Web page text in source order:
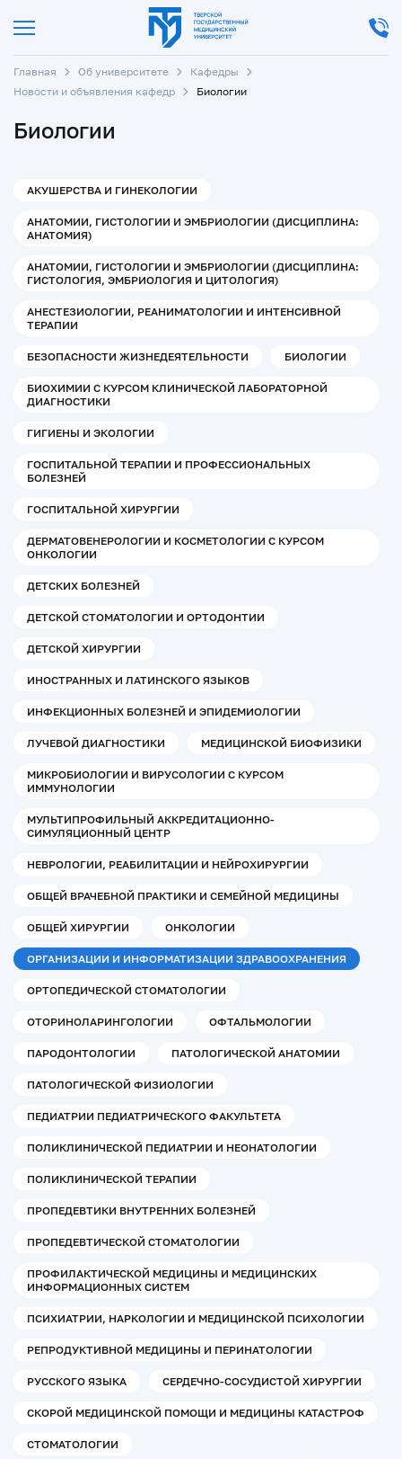
Главная Об университете
Кафедры
Новости и объявления кафедр
Биологии
Биологии
АКУШЕРСТВА И ГИНЕКОЛОГИИ
АНАТОМИИ, ГИСТОЛОГИИ И ЭМБРИОЛОГИИ (ДИСЦИПЛИНА:
АНАТОМИЯ)
АНАТОМИИ, ГИСТОЛОГИИ И ЭМБРИОЛОГИИ (ДИСЦИПЛИНА:
ГИСТОЛОГИЯ, ЭМБРИОЛОГИЯ И ЦИТОЛОГИЯ)
АНЕСТЕЗИОЛОГИИ, РЕАНИМАТОЛОГИИ И ИНТЕНСИВНОЙ
ТЕРАПИИ
БЕЗОПАСНОСТИ ЖИЗНЕДЕЯТЕЛЬНОСТИ БИОЛОГИИ
БИОХИМИИ С КУРСОМ КЛИНИЧЕСКОЙ ЛАБОРАТОРНОЙ
ДИАГНОСТИКИ
ГИГИЕНЫ И ЭКОЛОГИИ
ГОСПИТАЛЬНОЙ ТЕРАПИИ И ПРОФЕССИОНАЛЬНЫХ
БОЛЕЗНЕЙ
ГОСПИТАЛЬНОЙ ХИРУРГИИ
ДЕРМАТОВЕНЕРОЛОГИИ И КОСМЕТОЛОГИИ С КУРСОМ
ОНКОЛОГИИ
ДЕТСКИХ БОЛЕЗНЕЙ
ДЕТСКОЙ СТОМАТОЛОГИИ И ОРТОДОНТИИ
ДЕТСКОЙ ХИРУРГИИ
ИНОСТРАННЫХ И ЛАТИНСКОГО ЯЗЫКОВ
ИНФЕКЦИОННЫХ БОЛЕЗНЕЙ И ЭПИДЕМИОЛОГИИ
ЛУЧЕВОЙ ДИАГНОСТИКИ МЕДИЦИНСКОЙ БИОФИЗИКИ
МИКРОБИОЛОГИИ И ВИРУСОЛОГИИ С КУРСОМ
ИММУНОЛОГИИ
МУЛЬТИПРОФИЛЬНЫЙ АККРЕДИТАЦИОННО-
СИМУЛЯЦИОННЫЙ ЦЕНТР
НЕВРОЛОГИИ, РЕАБИЛИТАЦИИ И НЕЙРОХИРУРГИИ
ОБЩЕЙ ВРАЧЕБНОЙ ПРАКТИКИ И СЕМЕЙНОЙ МЕДИЦИНЫ
ОБЩЕЙ ХИРУРГИИ ОНКОЛОГИИ
ОРГАНИЗАЦИИ И ИНФОРМАТИЗАЦИИ ЗДРАВООХРАНЕНИЯ
ОРТОПЕДИЧЕСКОЙ СТОМАТОЛОГИИ
ОТОРИНОЛАРИНГОЛОГИИ ОФТАЛЬМОЛОГИИ
ПАРОДОНТОЛОГИИ ПАТОЛОГИЧЕСКОЙ АНАТОМИИ
ПАТОЛОГИЧЕСКОЙ ФИЗИОЛОГИИ
ПЕДИАТРИИ ПЕДИАТРИЧЕСКОГО ФАКУЛЬТЕТА
ПОЛИКЛИНИЧЕСКОЙ ПЕДИАТРИИ И НЕОНАТОЛОГИИ
ПОЛИКЛИНИЧЕСКОЙ ТЕРАПИИ
ПРОПЕДЕВТИКИ ВНУТРЕННИХ БОЛЕЗНЕЙ
ПРОПЕДЕВТИЧЕСКОЙ СТОМАТОЛОГИИ
ПРОФИЛАКТИЧЕСКОЙ МЕДИЦИНЫ И МЕДИЦИНСКИХ
ИНФОРМАЦИОННЫХ СИСТЕМ
ПСИХИАТРИИ, НАРКОЛОГИИ И МЕДИЦИНСКОЙ ПСИХОЛОГИИ
РЕПРОДУКТИВНОЙ МЕДИЦИНЫ И ПЕРИНАТОЛОГИИ
РУССКОГО ЯЗЫКА СЕРДЕЧНО-СОСУДИСТОЙ ХИРУРГИИ
СКОРОЙ МЕДИЦИНСКОЙ ПОМОЩИ И МЕДИЦИНЫ КАТАСТРОФ
СТОМАТОЛОГИИ